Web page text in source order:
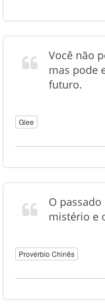
Você não
mas pode
futuro.
Glee
O
mistério e
Provérbio Chinês